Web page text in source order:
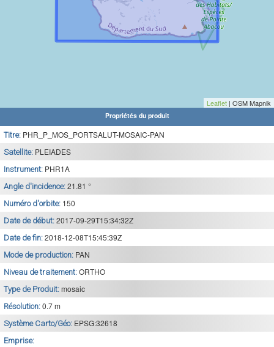
Leaflet | OSM Mapnik
Propriétés du produit
Titre: PHR_P_MOS_PORTSALUT-MOSAIC-PAN
Satellite: PLEIADES
Instrument: PHR1A
Angle d'incidence: 21.81 °
Numéro d'orbite: 150
Date de début: 2017-09-29T15:34:32Z
Date de fin: 2018-12-08T15:45:39Z
Mode de production: PAN
Niveau de traitement: ORTHO
Type de Produit: mosaic
Résolution: 0.7 m
Système Carto/Géo: EPSG:32618
Emprise: